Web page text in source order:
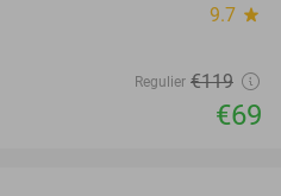
9.7 star
Regulier €119
€69